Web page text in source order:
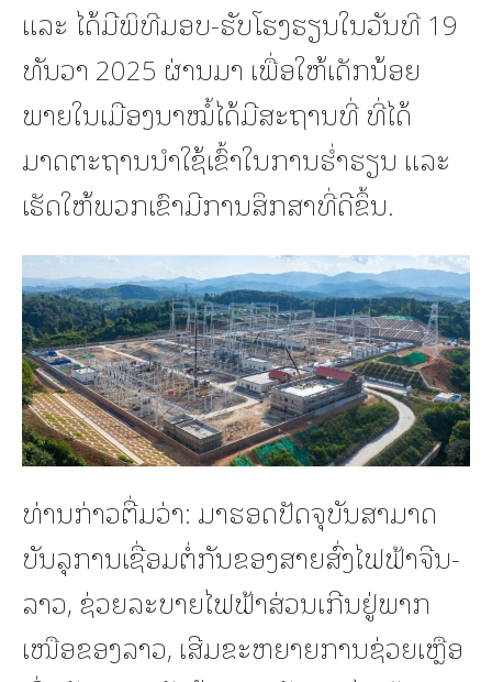
ແລະ ໄດ້ມີພິທີມອບ-ຮັບໂຮງຮຽນໃນວັນທີ 19
ທັນວາ 2025 ຜ່ານມາ ເພື່ອໃຫ້ເດັກນ້ອຍ
ພາຍໃນເມືອງນາໝໍ້ໄດ້ມີສະຖານທີ່ ທີ່ໄດ້
ມາດຕະຖານນໍາໃຊ້ເຂົ້າໃນການຮໍ່າຮຽນ ແລະ
ເຮັດໃຫ້ພວກເຂົາມີການສຶກສາທີ່ດີຂຶ້ນ.
ທ່ານກ່າວຕື່ມວ່າ: ມາຮອດປັດຈຸບັນສາມາດ
ບັນລຸການເຊື່ອມຕໍ່ກັນຂອງສາຍສົ່ງໄຟຟ້າຈີນ-
ລາວ, ຊ່ວຍລະບາຍໄຟຟ້າສ່ວນເກີນຢູ່ພາກ
ເໜືອຂອງລາວ, ເສີມຂະຫຍາຍການຊ່ວຍເຫຼືອ